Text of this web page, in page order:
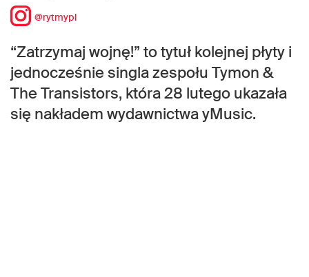
@rytmypl
“Zatrzymaj wojnę!” to tytuł kolejnej płyty i
jednocześnie singla zespołu Tymon &
The Transistors, która 28 lutego ukazała
się nakładem wydawnictwa yMusic.